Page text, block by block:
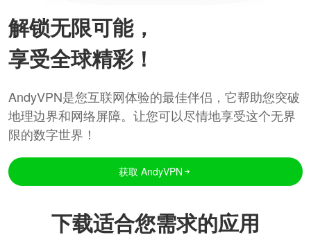
解锁无限可能，
享受全球精彩！
AndyVPN是您互联网体验的最佳伴侣，它帮助您突破
地理边界和网络屏障。让您可以尽情地享受这个无界
限的数字世界！
获取 AndyVPN
下载适合您需求的应用